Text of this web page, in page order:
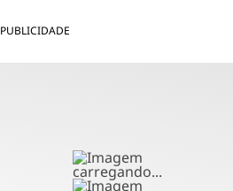
PUBLICIDADE